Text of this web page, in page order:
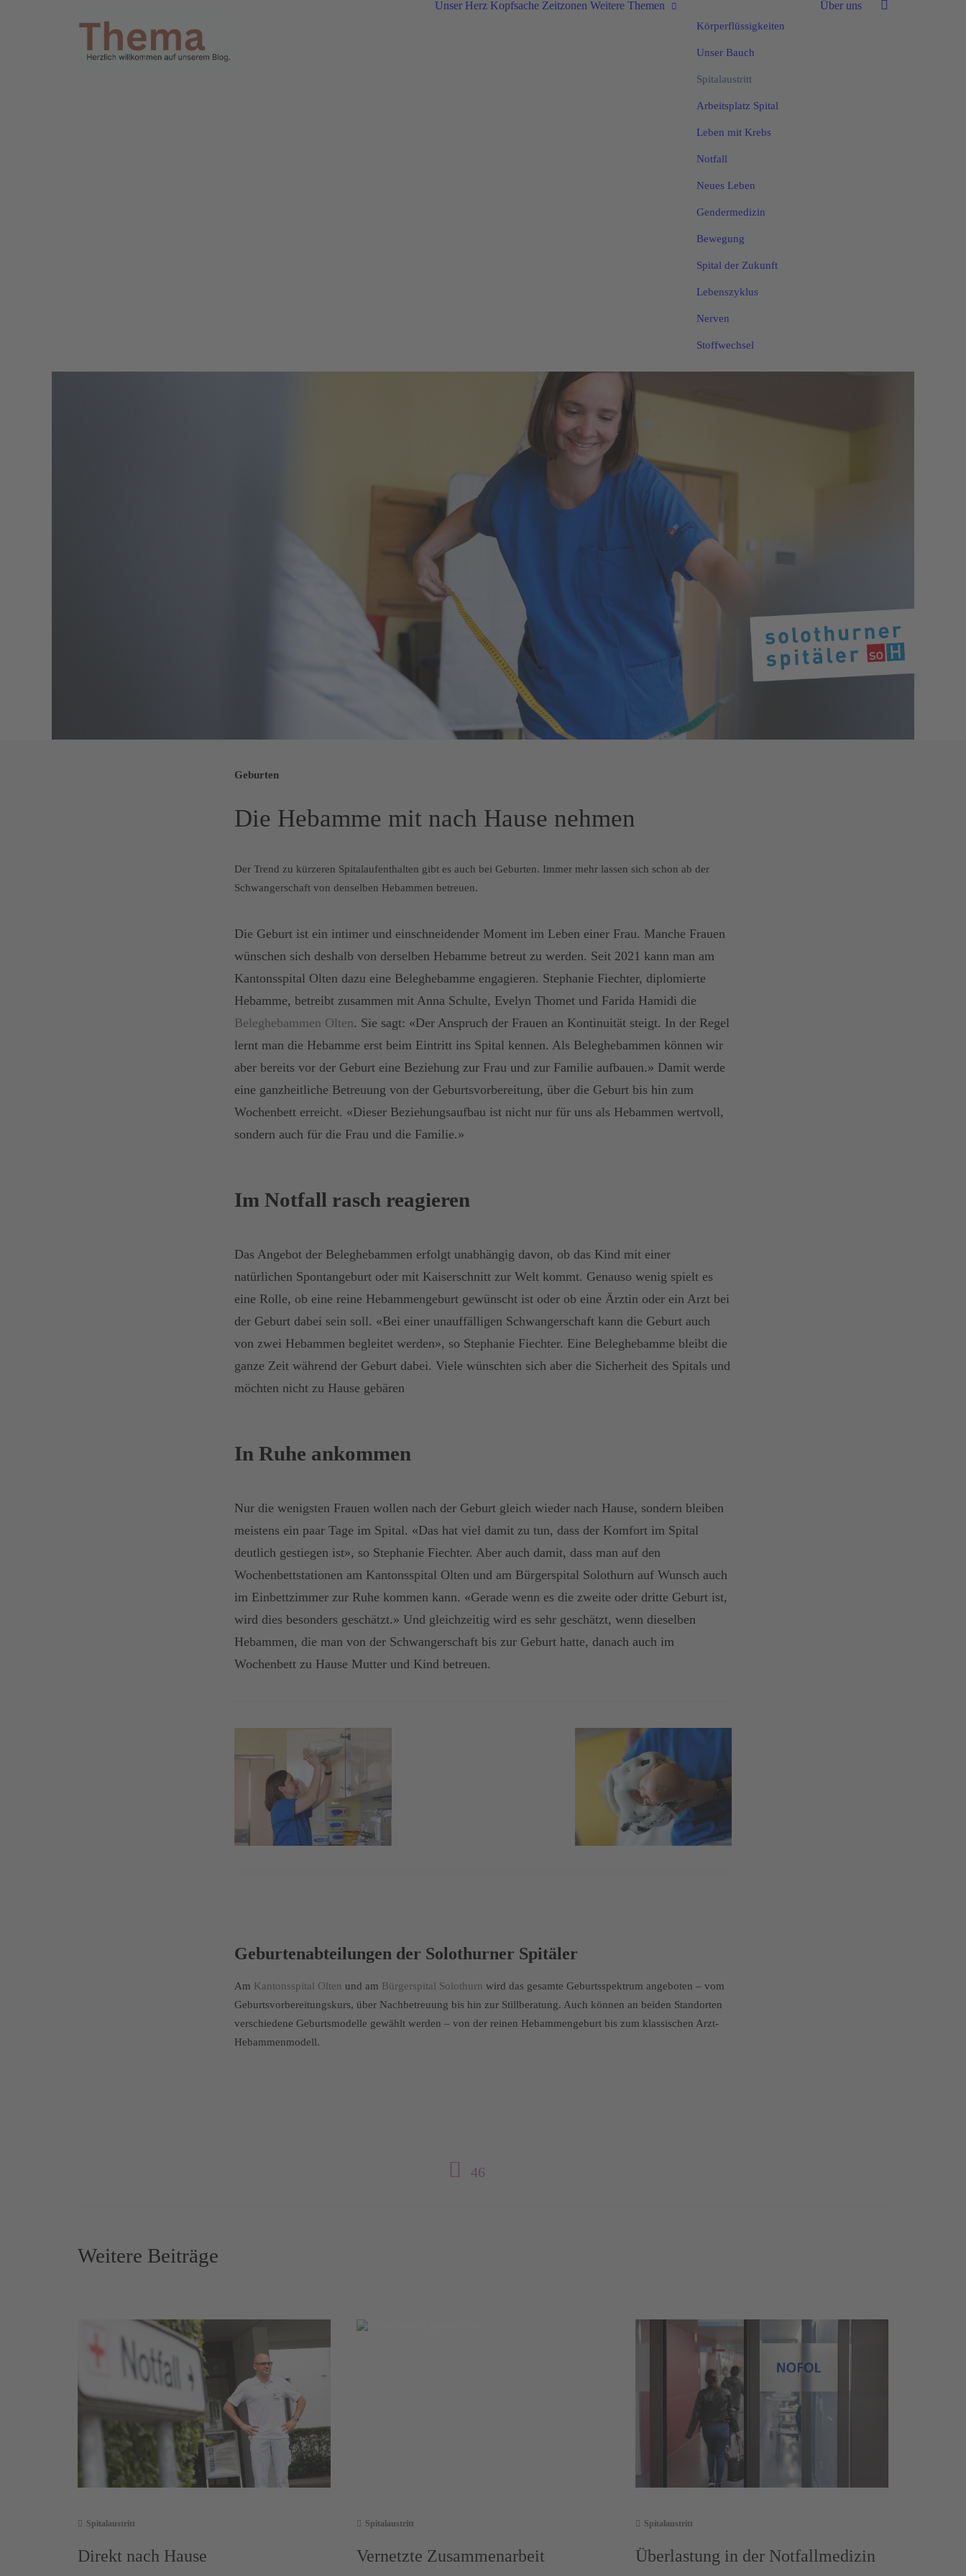
Unser Herz Kopfsache Zeitzonen Weitere Themen
Körperflüssigkeiten
Unser Bauch
Spitalaustritt
Arbeitsplatz Spital
Leben mit Krebs
Notfall
Neues Leben
Gendermedizin
Bewegung
Spital der Zukunft
Lebenszyklus
Nerven
Stoffwechsel
Über uns
Geburten
Die Hebamme mit nach Hause nehmen
Der Trend zu kürzeren Spitalaufenthalten gibt es auch bei Geburten. Immer mehr lassen sich schon ab der
Schwangerschaft von denselben Hebammen betreuen.
Die Geburt ist ein intimer und einschneidender Moment im Leben einer Frau. Manche Frauen
wünschen sich deshalb von derselben Hebamme betreut zu werden. Seit 2021 kann man am
Kantonsspital Olten dazu eine Beleghebamme engagieren. Stephanie Fiechter, diplomierte
Hebamme, betreibt zusammen mit Anna Schulte, Evelyn Thomet und Farida Hamidi die
Beleghebammen Olten. Sie sagt: «Der Anspruch der Frauen an Kontinuität steigt. In der Regel
lernt man die Hebamme erst beim Eintritt ins Spital kennen. Als Beleghebammen können wir
aber bereits vor der Geburt eine Beziehung zur Frau und zur Familie aufbauen.» Damit werde
eine ganzheitliche Betreuung von der Geburtsvorbereitung, über die Geburt bis hin zum
Wochenbett erreicht. «Dieser Beziehungsaufbau ist nicht nur für uns als Hebammen wertvoll,
sondern auch für die Frau und die Familie.»
Im Notfall rasch reagieren
Das Angebot der Beleghebammen erfolgt unabhängig davon, ob das Kind mit einer
natürlichen Spontangeburt oder mit Kaiserschnitt zur Welt kommt. Genauso wenig spielt es
eine Rolle, ob eine reine Hebammengeburt gewünscht ist oder ob eine Ärztin oder ein Arzt bei
der Geburt dabei sein soll. «Bei einer unauffälligen Schwangerschaft kann die Geburt auch
von zwei Hebammen begleitet werden», so Stephanie Fiechter. Eine Beleghebamme bleibt die
ganze Zeit während der Geburt dabei. Viele wünschten sich aber die Sicherheit des Spitals und
möchten nicht zu Hause gebären
In Ruhe ankommen
Nur die wenigsten Frauen wollen nach der Geburt gleich wieder nach Hause, sondern bleiben
meistens ein paar Tage im Spital. «Das hat viel damit zu tun, dass der Komfort im Spital
deutlich gestiegen ist», so Stephanie Fiechter. Aber auch damit, dass man auf den
Wochenbettstationen am Kantonsspital Olten und am Bürgerspital Solothurn auf Wunsch auch
im Einbettzimmer zur Ruhe kommen kann. «Gerade wenn es die zweite oder dritte Geburt ist,
wird dies besonders geschätzt.» Und gleichzeitig wird es sehr geschätzt, wenn dieselben
Hebammen, die man von der Schwangerschaft bis zur Geburt hatte, danach auch im
Wochenbett zu Hause Mutter und Kind betreuen.
Geburtenabteilungen der Solothurner Spitäler
Am Kantonsspital Olten und am Bürgerspital Solothurn wird das gesamte Geburtsspektrum angeboten – vom
Geburtsvorbereitungskurs, über Nachbetreuung bis hin zur Stillberatung. Auch können an beiden Standorten
verschiedene Geburtsmodelle gewählt werden – von der reinen Hebammengeburt bis zum klassischen Arzt-
Hebammenmodell.
46
Weitere Beiträge
Spitalaustritt
Direkt nach Hause
Spitalaustritt
Vernetzte Zusammenarbeit
Spitalaustritt
Überlastung in der Notfallmedizin